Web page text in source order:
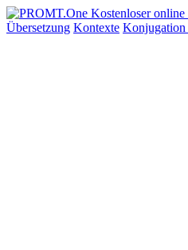
Übersetzung Kontexte Konjugation